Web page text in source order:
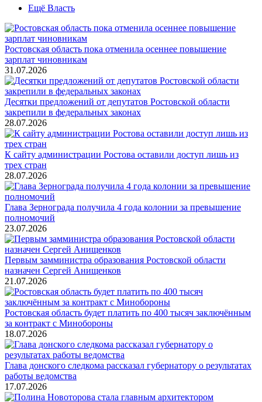
Ещё Власть
Ростовская область пока отменила осеннее повышение
зарплат чиновникам
31.07.2026
Десятки предложений от депутатов Ростовской области
закрепили в федеральных законах
28.07.2026
К сайту администрации Ростова оставили доступ лишь из
трех стран
28.07.2026
Глава Зернограда получила 4 года колонии за превышение
полномочий
23.07.2026
Первым замминистра образования Ростовской области
назначен Сергей Анищенков
21.07.2026
Ростовская область будет платить по 400 тысяч заключённым
за контракт с Минобороны
18.07.2026
Глава донского следкома рассказал губернатору о результатах
работы ведомства
17.07.2026